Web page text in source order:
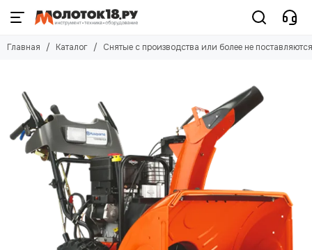
Главная Каталог Снятые с производства или более не поставляются